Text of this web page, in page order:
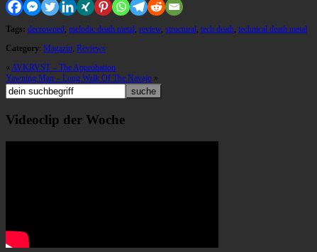
Tags: decrowned, melodic death metal, review, structural, tech death, technical death metal
Category: Magazin, Reviews
« AVKRVST – The Approbation
Yawning Man – Long Walk Of The Navajo »
Videoclip der Woche